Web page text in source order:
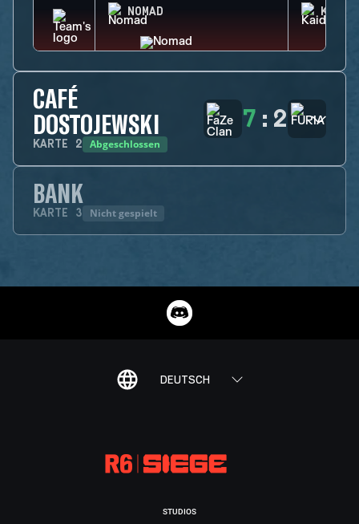
NOMAD KAID
CAFÉ
DOSTOJEWSKI
KARTE 2 Abgeschlossen
7 : 2
BANK
KARTE 3 Nicht gespielt
DEUTSCH
STUDIOS